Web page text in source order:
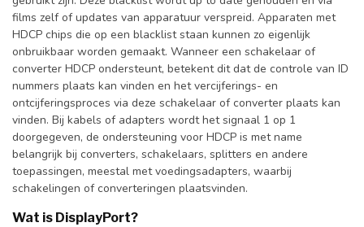
films zelf of updates van apparatuur verspreid. Apparaten met
HDCP chips die op een blacklist staan kunnen zo eigenlijk
onbruikbaar worden gemaakt. Wanneer een schakelaar of
converter HDCP ondersteunt, betekent dit dat de controle van ID
nummers plaats kan vinden en het vercijferings- en
ontcijferingsproces via deze schakelaar of converter plaats kan
vinden. Bij kabels of adapters wordt het signaal 1 op 1
doorgegeven, de ondersteuning voor HDCP is met name
belangrijk bij converters, schakelaars, splitters en andere
toepassingen, meestal met voedingsadapters, waarbij
schakelingen of converteringen plaatsvinden.
Wat is DisplayPort?